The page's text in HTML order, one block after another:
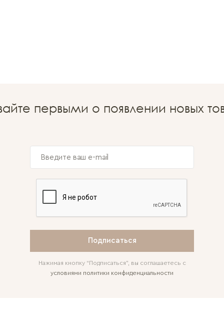
первыми о появлении новых
Подписаться
Нажимая кнопку “Подписаться”, вы соглашаетесь с
условиями политики конфиденциальности